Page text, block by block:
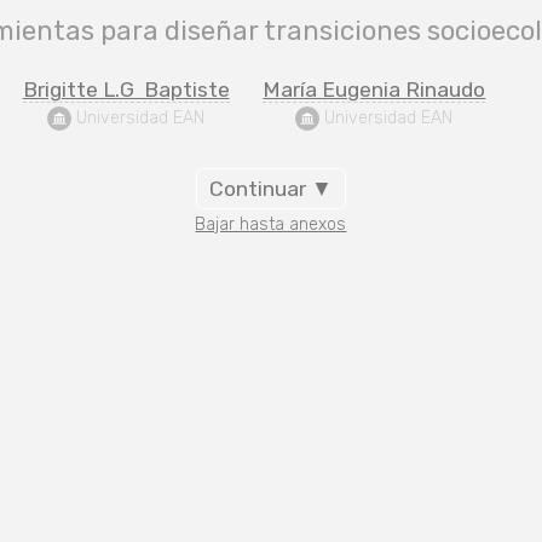
para diseñar transiciones
Brigitte L.G  Baptiste
Universidad EAN
María Eugenia Rinaudo
Universidad EAN
Continuar ▼
Bajar hasta anexos